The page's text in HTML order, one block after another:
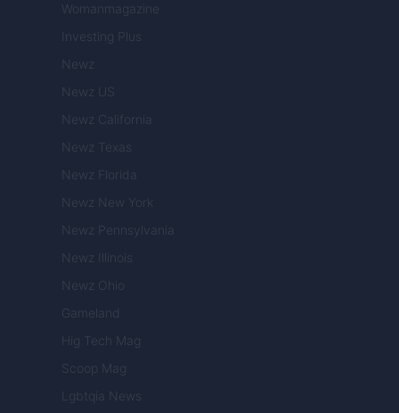
Womanmagazine
Investing Plus
Newz
Newz US
Newz California
Newz Texas
Newz Florida
Newz New York
Newz Pennsylvania
Newz Illinois
Newz Ohio
Gameland
Hig Tech Mag
Scoop Mag
Lgbtqia News